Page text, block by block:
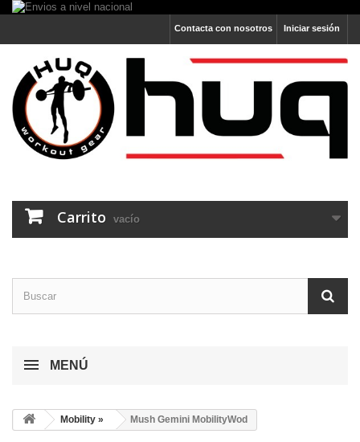
Iniciar sesión
Contacta con nosotros
Carrito vacío
MENÚ
Mobility » Mush Gemini MobilityWod